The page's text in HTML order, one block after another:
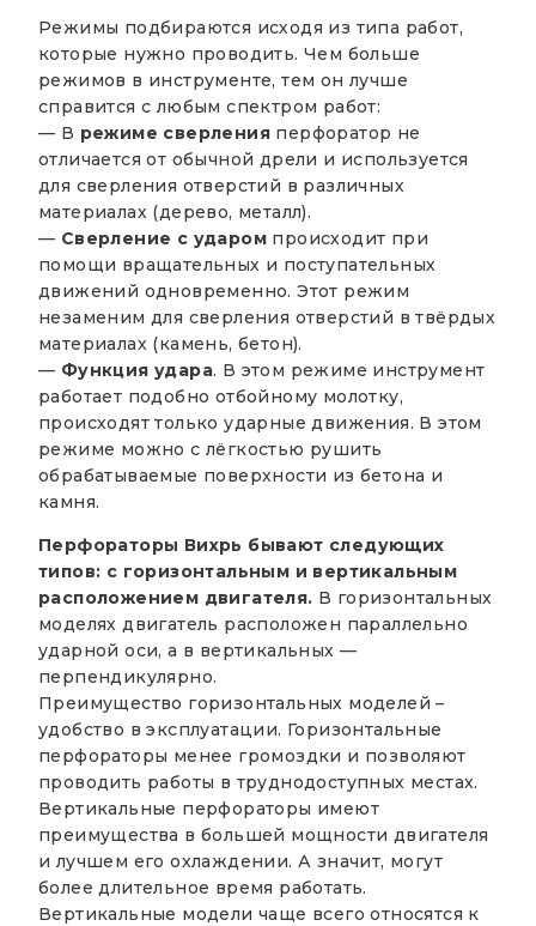
Режимы подбираются исходя из типа работ,
которые нужно проводить. Чем больше
режимов в инструменте, тем он лучше
справится с любым спектром работ:
— В режиме сверления перфоратор не
отличается от обычной дрели и используется
для сверления отверстий в различных
материалах (дерево, металл).
— Сверление с ударом происходит при
помощи вращательных и поступательных
движений одновременно. Этот режим
незаменим для сверления отверстий в твёрдых
материалах (камень, бетон).
— Функция удара. В этом режиме инструмент
работает подобно отбойному молотку,
происходят только ударные движения. В этом
режиме можно с лёгкостью рушить
обрабатываемые поверхности из бетона и
камня.
Перфораторы Вихрь бывают следующих
типов: с горизонтальным и вертикальным
расположением двигателя. В горизонтальных
моделях двигатель расположен параллельно
ударной оси, а в вертикальных —
перпендикулярно.
Преимущество горизонтальных моделей –
удобство в эксплуатации. Горизонтальные
перфораторы менее громоздки и позволяют
проводить работы в труднодоступных местах.
Вертикальные перфораторы имеют
преимущества в большей мощности двигателя
и лучшем его охлаждении. А значит, могут
более длительное время работать.
Вертикальные модели чаще всего относятся к